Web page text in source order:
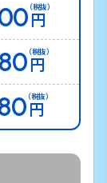
円
（税抜）
円
（税抜）
円
（税抜）